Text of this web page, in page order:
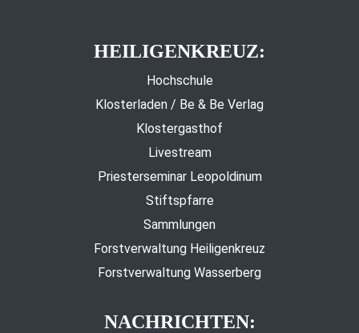
HEILIGENKREUZ:
Hochschule
Klosterladen / Be & Be Verlag
Klostergasthof
Livestream
Priesterseminar Leopoldinum
Stiftspfarre
Sammlungen
Forstverwaltung Heiligenkreuz
Forstverwaltung Wasserberg
NACHRICHTEN: